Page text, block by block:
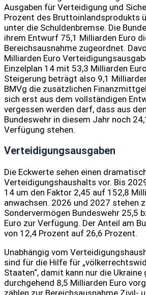
Ausgaben für Verteidigung und
Prozent des Bruttoinlandsprodukts
unter die Schuldenbremse. Die
ihrem Entwurf 75,1 Milliarden Euro
Bereichsausnahme zugeordnet.
Milliarden Euro
Einzelplan 14 mit 53,3 Milliarden
Steigerung beträgt also 9,1
BMVg die zusätzlichen
sich erst aus dem vollständigen
vergessen werden darf, dass aus
Bundeswehr in diesem Jahr noch
Verfügung stehen.
Verteidigungsausgaben
Die Eckwerte sehen einen
Verteidigungshaushalts vor. Bis
14 um den Faktor 2,45 auf 152,8
anwachsen. 2026 und 2027 stehen
Sondervermögen Bundeswehr 25,5
Euro zur Verfügung. Der Anteil am
von 12,4 Prozent auf 26,6 Prozent.
Unabhängig vom
sind für die Hilfe für
Staaten“, damit kann nur die Ukraine
durchgehend 8,5 Milliarden Euro
zählen zur Bereichsausnahme Zivil-